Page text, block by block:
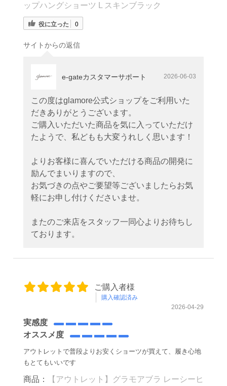
ップハングショーツ L スキンブラック
役に立った 0
サイトからの返信
e-gateカスタマーサポート 2026-06-03
この度はglamore公式ショップをご利用いた
だきありがとうございます。
ご購入いただいた商品を気に入っていただけ
たようで、私どもも大変うれしく思います！
よりお客様に喜んでいただける商品の開発に
励んでまいりますので、
お気づきの点やご要望等ございましたらお気
軽にお申し付けくださいませ。
またのご来店をスタッフ一同心よりお待ちし
ております。
ご購入者様
購入確認済み
2026-04-29
実感度
オススメ度
アウトレットで普段よりお安くショーツが買えて、履き心地
もとてもいいです
商品：
【アウトレット】グラモアブラ レーシーヒ